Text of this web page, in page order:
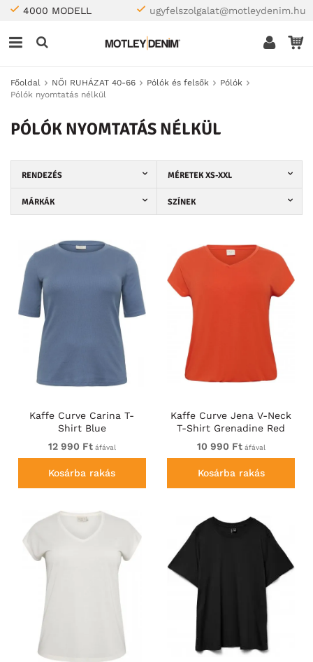
4000 MODELL ugyfelszolgalat@motleydenim.hu
Főoldal NŐI RUHÁZAT 40-66 Pólók és felsők
Pólók
Pólók nyomtatás nélkül
PÓLÓK NYOMTATÁS NÉLKÜL
RENDEZÉS MÉRETEK XS-XXL
MÁRKÁK SZÍNEK
Kaffe Curve Carina T-
Shirt Blue
12 990 Ftáfával
Kosárba rakás
Kaffe Curve Jena V-Neck
T-Shirt Grenadine Red
10 990 Ftáfával
Kosárba rakás